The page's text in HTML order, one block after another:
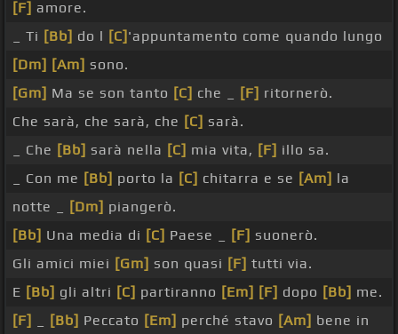
[F] amore.
_ Ti [Bb] do l [C] 'appuntamento come quando lungo
[Dm] [Am] sono.
[Gm] Ma se son tanto [C] che _ [F] ritornerò.
Che sarà, che sarà, che [C] sarà.
_ Che [Bb] sarà nella [C] mia vita, [F] illo sa.
_ Con me [Bb] porto la [C] chitarra e se [Am] la
notte _
[Dm] piangerò.
[Bb] Una media di [C] Paese _ [F] suonerò.
Gli amici miei [Gm] son quasi [F] tutti via.
E [Bb] gli altri [C] partiranno [Em] [F] dopo [Bb] me.
[F]
[Bb] Peccato [Em] perché stavo [Am] bene in